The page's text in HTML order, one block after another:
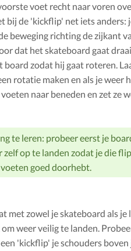
voet recht naar voren
bij de 'kickflip' net iets anders:
beweging richting de zijkant
dat het skateboard gaat
board zodat hij gaat roteren.
rotatie maken en als je weer
naar beneden en zet ze
te leren: probeer eerst je
zelf op te landen zodat je die
goed doorhebt.
met zowel je skateboard als je
weer veilig te landen.
'kickflip' je schouders boven